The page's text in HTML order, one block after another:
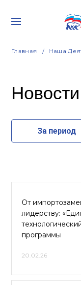
Главная Наша
Новости
За период
От
лидерству:
программы
20.02.26